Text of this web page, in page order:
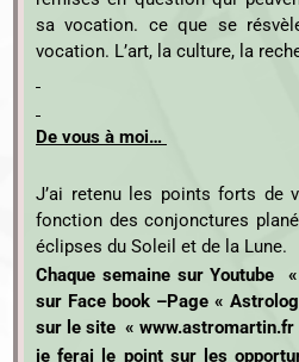
sa vocation. ce que se
vocation. L’art, la culture, la
De vous à moi…
J’ai retenu les points forts de
fonction des conjonctures
éclipses du Soleil et de la Lune.
Chaque semaine sur Youtube
sur Face book –Page «
sur le site « www.astromartin.fr
je ferai le point sur les